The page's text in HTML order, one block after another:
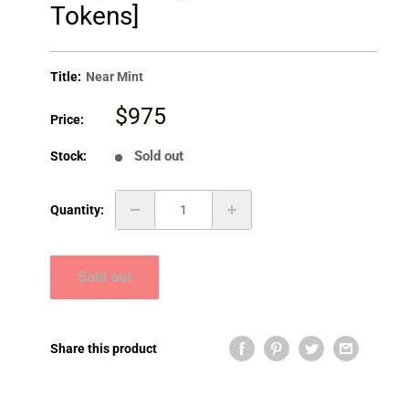
Tokens]
Title: Near Mint
Price:
Sale
$975
Stock: Sold out
Quantity:
Sold out
Share this product